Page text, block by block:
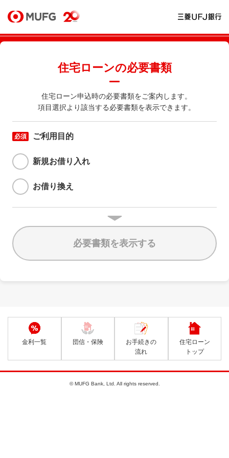
住宅ローンの必要書類
住宅ローン申込時の必要書類をご案内します。
項目選択より該当する必要書類を表示できます。
必須 ご利用目的
新規お借り入れ
お借り換え
必要書類を表示する
金利一覧 団信・保険
お手続きの
流れ
住宅ローン
トップ
© MUFG Bank, Ltd. All rights reserved.